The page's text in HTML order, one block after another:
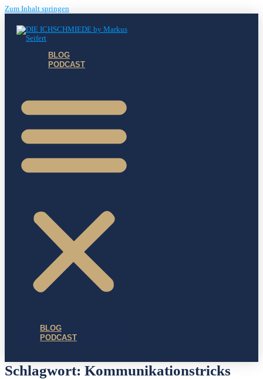
Zum Inhalt springen
BLOG
PODCAST
BLOG
PODCAST
Schlagwort: Kommunikationstricks